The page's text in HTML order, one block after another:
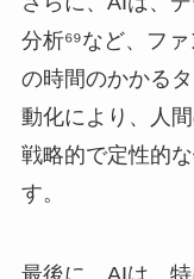
分析⁶⁹など、フ
の時間のかかる
動化により、人
戦略的で定性的
す。
最後に、AIは、